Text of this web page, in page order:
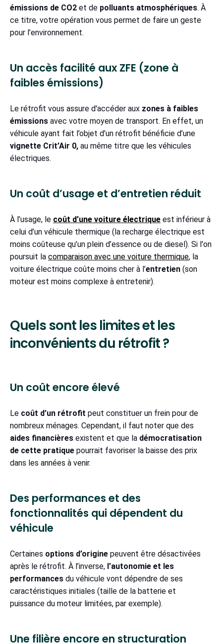
émissions de CO2 et de polluants atmosphériques. À
ce titre, votre opération vous permet de faire un geste
pour l’environnement.
Un accès facilité aux ZFE (zone à
faibles émissions)
Le rétrofit vous assure d'accéder aux zones à faibles
émissions avec votre moyen de transport. En effet, un
véhicule ayant fait l’objet d’un rétrofit bénéficie d’une
vignette Crit’Air 0, au même titre que les véhicules
électriques.
Un coût d’usage et d’entretien réduit
À l’usage, le coût d’une voiture électrique est inférieur à
celui d’un véhicule thermique (la recharge électrique est
moins coûteuse qu’un plein d’essence ou de diesel). Si l'on
poursuit la comparaison avec une voiture thermique, la
voiture électrique coûte moins cher à l’entretien (son
moteur est moins complexe à entretenir).
Quels sont les limites et les
inconvénients du rétrofit ?
Un coût encore élevé
Le coût d’un rétrofit peut constituer un frein pour de
nombreux ménages. Cependant, il faut noter que des
aides financières existent et que la démocratisation
de cette pratique pourrait favoriser la baisse des prix
dans les années à venir.
Des performances et des
fonctionnalités qui dépendent du
véhicule
Certaines options d’origine peuvent être désactivées
après le rétrofit. À l’inverse, l’autonomie et les
performances du véhicule vont dépendre de ses
caractéristiques initiales (taille de la batterie et
puissance du moteur limitées, par exemple).
Une filière encore en structuration